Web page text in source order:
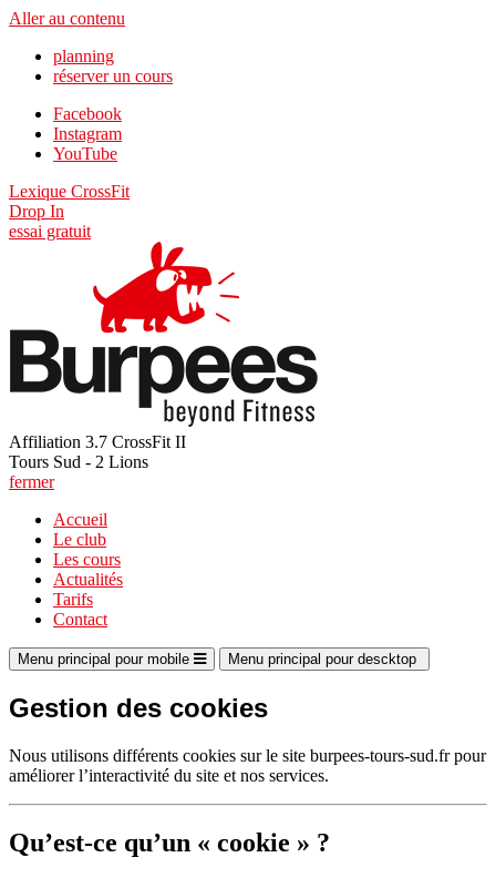
Aller au contenu
planning
réserver un cours
Facebook
Instagram
YouTube
Lexique CrossFit
Drop In
essai gratuit
Affiliation 3.7 CrossFit II
Tours Sud - 2 Lions
fermer
Accueil
Le club
Les cours
Actualités
Tarifs
Contact
Menu principal pour mobile Menu principal pour descktop
Gestion des cookies
Nous utilisons différents cookies sur le site burpees-tours-sud.fr pour
améliorer l’interactivité du site et nos services.
Qu’est-ce qu’un « cookie » ?